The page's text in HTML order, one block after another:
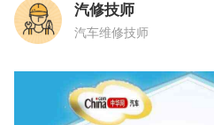
汽修技师
汽车维修技师